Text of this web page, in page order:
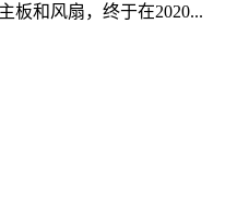
板和风扇，终于在2020...